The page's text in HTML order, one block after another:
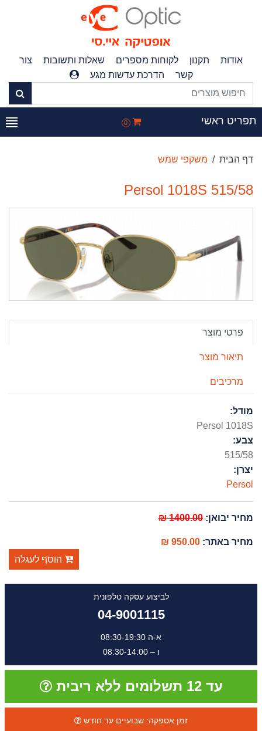
אודות תקנון לקוחות מספרים שאלות ותשובות
צור
קשר
הדרכת עדשות מגע
ראשי 0
דף הבית משקפי שמש
Persol 1018S 515/58
פרטי מוצר
תיאור מוצר
מרכיבים
מודל:
Persol 1018S
צבע:
515/58
יצרן:
Persol
מחיר יבואן:1400.00 ₪
מחיר באתר:950.00 ₪
הוסף לעגלה
לביצוע עסקה טלפונית
04-9001115
א-ה 08:30-19:30
ו – 08:30-14:00
עד 12 תשלומים ללא ריבית
זמן אספקה: שבועיים עד חודש